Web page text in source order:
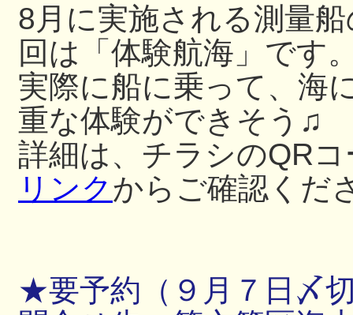
8月に実施される測量
回は「体験航海」です
実際に船に乗って、海
重な体験ができそう♫
詳細は、チラシのQR
リンクからご確認くだ
★要予約（９月７日〆